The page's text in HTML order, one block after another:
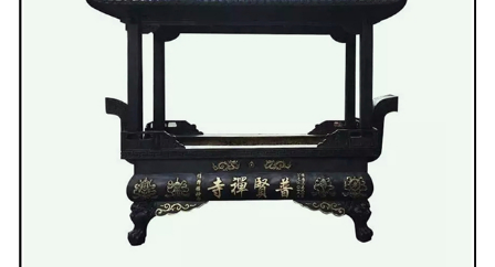
资质荣誉
营销网络
联系我们